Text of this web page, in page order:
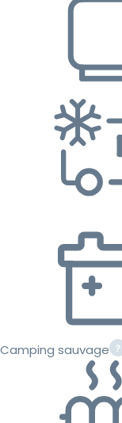
Camping sauvage